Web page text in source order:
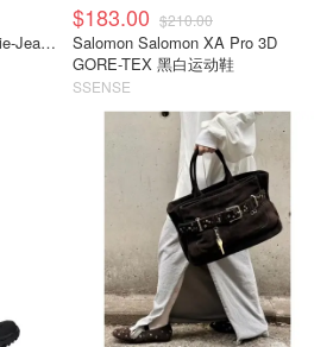
Salomon Off-White RX Marie-Jeanne 乐福鞋
$183.00 $210.00
Salomon Salomon XA Pro 3D
GORE-TEX 黑白运动鞋
SSENSE